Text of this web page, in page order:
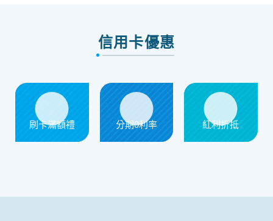
信用卡優惠
刷卡滿額禮 分期0利率 紅利折抵